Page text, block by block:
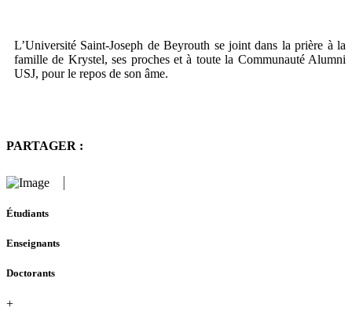
L’Université Saint-Joseph de Beyrouth se joint dans la prière à la
famille de Krystel, ses proches et à toute la Communauté Alumni
USJ, pour le repos de son âme.
PARTAGER :
Étudiants
Enseignants
Doctorants
+